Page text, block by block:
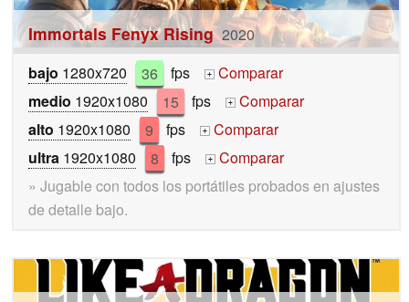
Immortals Fenyx Rising 2020
bajo 1280x720 36 fps +
Comparar
medio 1920x1080 15 fps +
Comparar
alto 1920x1080 9 fps +
Comparar
ultra 1920x1080 8 fps +
Comparar
» Jugable con todos los portátiles probados en ajustes
de detalle bajo.